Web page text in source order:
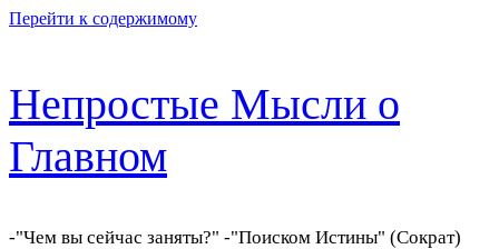
Перейти к содержимому
Непростые Мысли о
Главном
-"Чем вы сейчас заняты?" -"Поиском Истины" (Сократ)